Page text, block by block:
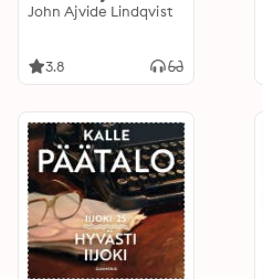
John Ajvide Lindqvist
3.8